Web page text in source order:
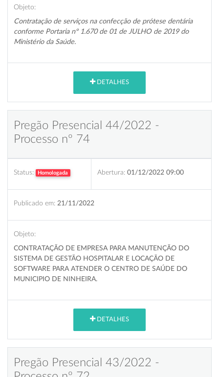
Objeto:
Contratação de serviços na confecção de prótese dentária
conforme Portaria nº 1.670 de 01 de JULHO de 2019 do
Ministério da Saúde.
DETALHES
Pregão Presencial 44/2022 -
Processo nº 74
Status: Homologada Abertura: 01/12/2022 09:00
Publicado em: 21/11/2022
Objeto:
CONTRATAÇÃO DE EMPRESA PARA MANUTENÇÃO DO
SISTEMA DE GESTÃO HOSPITALAR E LOCAÇÃO DE
SOFTWARE PARA ATENDER O CENTRO DE SAÚDE DO
MUNICIPIO DE NINHEIRA.
DETALHES
Pregão Presencial 43/2022 -